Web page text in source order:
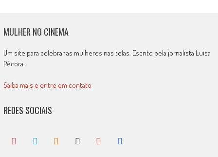
MULHER NO CINEMA
Um site para celebrar as mulheres nas telas. Escrito pela jornalista Luísa
Pécora.
Saiba mais e entre em contato
REDES SOCIAIS